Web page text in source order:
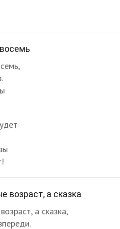
возраст, а сказка
а сказка,